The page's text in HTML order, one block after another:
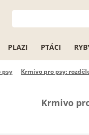
PLAZI PTÁCI
psy Krmivo pro psy:
Krmivo